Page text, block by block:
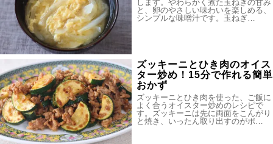
します。やわらかく煮た玉ねぎの甘み
と、卵のやさしい味わいを楽しめる、
シンプルな味噌汁です。玉ねぎ…
ズッキーニとひき肉のオイス
ター炒め！15分で作れる簡単
おかず
ズッキーニとひき肉を使った、ご飯に
よく合うオイスター炒めのレシピで
す。ズッキーニは先に両面をこんがり
と焼き、いったん取り出すのがポ…